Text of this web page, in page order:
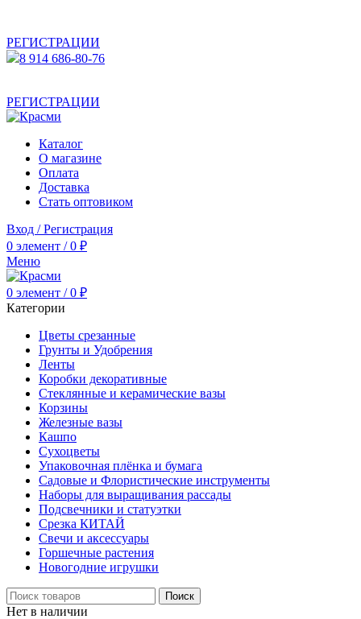
РЕГИСТРАЦИИ
8 914 686-80-76
РЕГИСТРАЦИИ
Каталог
О магазине
Оплата
Доставка
Стать оптовиком
Вход / Регистрация
0 элемент / 0 ₽
Меню
0 элемент / 0 ₽
Категории
Цветы срезанные
Грунты и Удобрения
Ленты
Коробки декоративные
Стеклянные и керамические вазы
Корзины
Железные вазы
Кашпо
Сухоцветы
Упаковочная плёнка и бумага
Садовые и Флористические инструменты
Наборы для выращивания рассады
Подсвечники и статуэтки
Срезка КИТАЙ
Свечи и аксессуары
Горшечные растения
Новогодние игрушки
Поиск
Нет в наличии